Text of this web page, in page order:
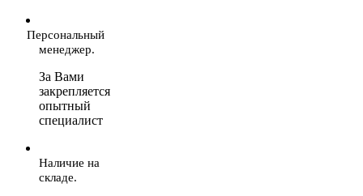
Персональный
менеджер.
За Вами
закрепляется
опытный
специалист
Наличие на
складе.